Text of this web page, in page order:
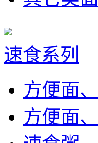
速食系列
方便面
方便面